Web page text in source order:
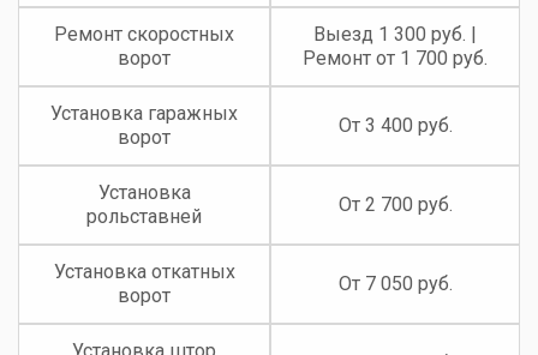
Ремонт скоростных
ворот
Выезд 1 300 руб. |
Ремонт от 1 700 руб.
Установка гаражных
ворот
От 3 400 руб.
Установка
рольставней
От 2 700 руб.
Установка откатных
ворот
От 7 050 руб.